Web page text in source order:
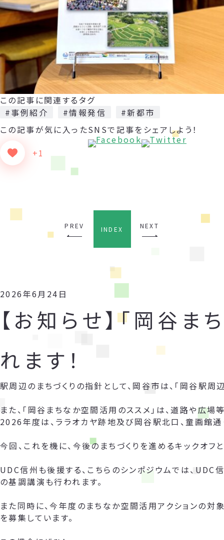
この記事に関連するタグ
#事例紹介
#情報発信
#新都市
この記事が気に入った
+1
SNSで記事をシェアしよう！
PREV INDEX NEXT
2026年6月24日
【お知らせ】「岡谷
れます！
駅周辺のまちづくりの指針として、岡谷市は、「岡谷駅周
また、「岡谷まちなか空間活用のススメ」は、道路や広
2026年度は、ララオカヤ跡地及び岡谷駅北口、童画館通
今回、これを機に、今後のまちづくりを進めるキックオフ
UDC信州も後援する、こちらのシンポジウムでは、
の基調講演も行われます。
また同時に、今年度のまちなか空間活用アクションの対
を募集しています。